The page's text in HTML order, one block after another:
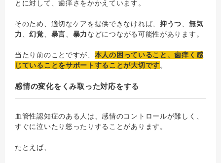
とに対して、歯痒さをかかえています。
そのため、適切なケアを提供できなければ、 抑うつ、 無気
力、幻覚、 暴言、 暴力などにつながる可能性があります。
当たり前のことですが、 本人の困っていること、歯痒く感
じていることをサポートすることが大切です。
感情の変化をくみ取った対応をする
血管性認知症のある人は、感情のコントロールが難しく、
すぐに泣いたり怒ったりすることがあります。
たとえば、